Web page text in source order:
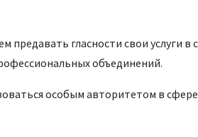
гласности свои услуги в
объединений.
особым авторитетом в сфере